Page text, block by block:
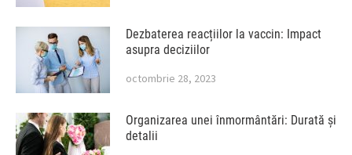
Dezbaterea reacțiilor la vaccin: Impact
asupra deciziilor
octombrie 28, 2023
Organizarea unei înmormântări: Durată și
detalii